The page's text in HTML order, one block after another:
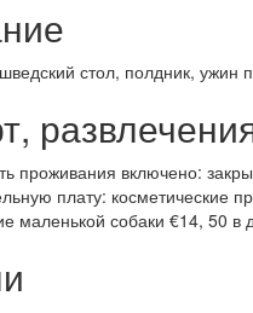
стол, полдник,
проживания включено:
плату: косметические
маленькой собаки €14, 50 в